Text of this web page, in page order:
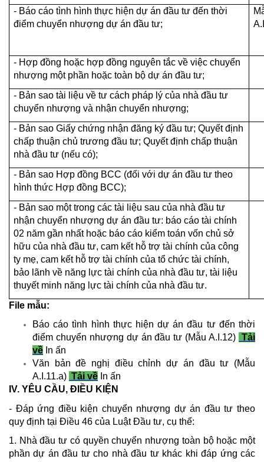
- Báo cáo tình hình thực hiện dự án đầu tư đến thời
điểm chuyển nhượng dự án đầu tư;
- Hợp đồng hoặc hợp đồng nguyên tắc về việc chuyển
nhượng một phần hoặc toàn bộ dự án đầu tư;
- Bản sao tài liệu về tư cách pháp lý của nhà đầu tư
chuyển nhượng và nhận chuyển nhượng;
- Bản sao Giấy chứng nhận đăng ký đầu tư; Quyết định
chấp thuận chủ trương đầu tư; Quyết định chấp thuận
nhà đầu tư (nếu có);
- Bản sao Hợp đồng BCC (đối với dự án đầu tư theo
hình thức Hợp đồng BCC);
- Bản sao một trong các tài liệu sau của nhà đầu tư
nhận chuyển nhượng dự án đầu tư: báo cáo tài chính
02 năm gần nhất hoặc báo cáo kiểm toán vốn chủ sở
hữu của nhà đầu tư, cam kết hỗ trợ tài chính của công
ty mẹ, cam kết hỗ trợ tài chính của tổ chức tài chính,
bảo lãnh về năng lực tài chính của nhà đầu tư, tài liệu
thuyết minh năng lực tài chính của nhà đầu tư.
File mẫu:
Báo cáo tình hình thực hiện dự án đầu tư đến thời
điểm chuyển nhượng dự án đầu tư (Mẫu A.I.12) Tải
về In ấn
Văn bản đề nghị điều chỉnh dự án đầu tư (Mẫu
A.I.11.a) Tải về In ấn
IV. YÊU CẦU, ĐIỀU KIỆN
- Đáp ứng điều kiện chuyển nhượng dự án đầu tư theo
quy định tại Điều 46 của Luật Đầu tư, cụ thể:
1. Nhà đầu tư có quyền chuyển nhượng toàn bộ hoặc một
phần dự án đầu tư cho nhà đầu tư khác khi đáp ứng các